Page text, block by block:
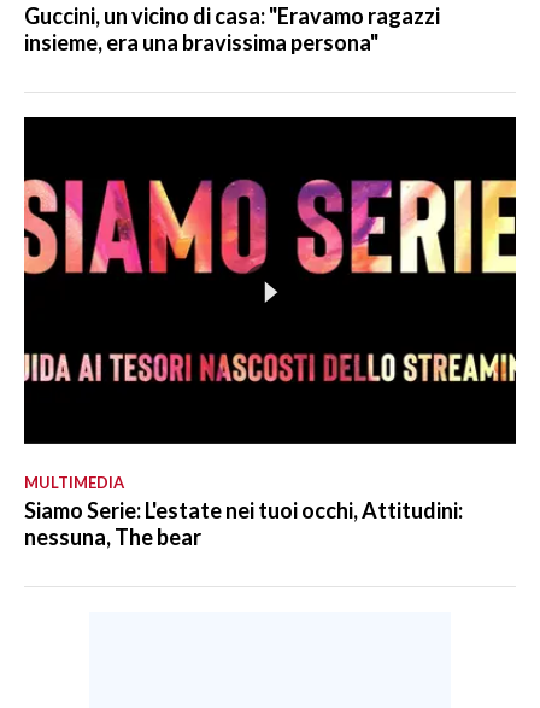
Guccini, un vicino di casa: "Eravamo ragazzi
insieme, era una bravissima persona"
MULTIMEDIA
Siamo Serie: L'estate nei tuoi occhi, Attitudini:
nessuna, The bear